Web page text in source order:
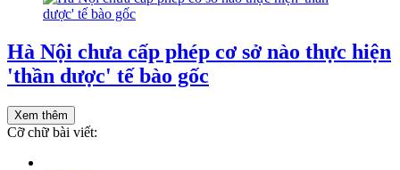
Hà Nội chưa cấp phép cơ sở nào thực hiện
'thần dược' tế bào gốc
Xem thêm
Cỡ chữ bài viết: